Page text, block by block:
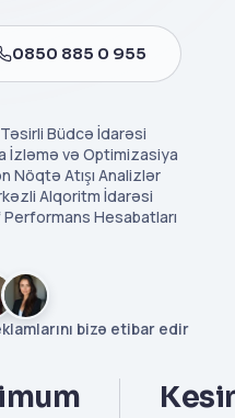
0850 885 0 955
Büdcə İdarəsi
İzləmə və Optimizasiya
Nöqtə Atışı Analizlər
Alqoritm İdarəsi
Performans Hesabatları
bizə etibar edir